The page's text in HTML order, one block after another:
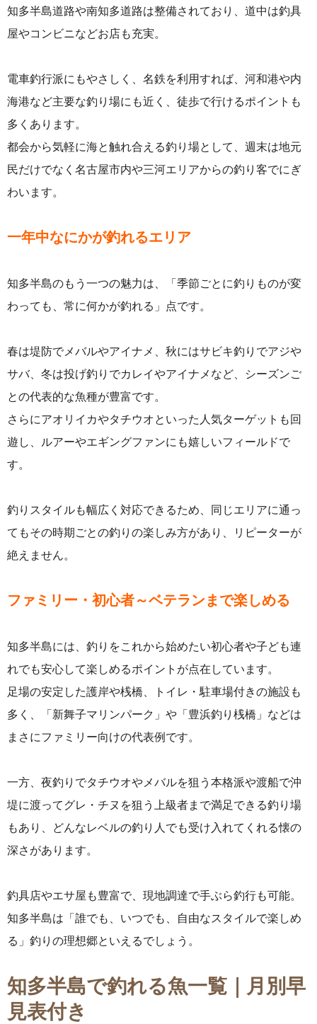
知多半島道路や南知多道路は整備されており、道中は釣具
屋やコンビニなどお店も充実。
電車釣行派にもやさしく、名鉄を利用すれば、河和港や内
海港など主要な釣り場にも近く、徒歩で行けるポイントも
多くあります。
都会から気軽に海と触れ合える釣り場として、週末は地元
民だけでなく名古屋市内や三河エリアからの釣り客でにぎ
わいます。
一年中なにかが釣れるエリア
知多半島のもう一つの魅力は、「季節ごとに釣りものが変
わっても、常に何かが釣れる」点です。
春は堤防でメバルやアイナメ、秋にはサビキ釣りでアジや
サバ、冬は投げ釣りでカレイやアイナメなど、シーズンご
との代表的な魚種が豊富です。
さらにアオリイカやタチウオといった人気ターゲットも回
遊し、ルアーやエギングファンにも嬉しいフィールドで
す。
釣りスタイルも幅広く対応できるため、同じエリアに通っ
てもその時期ごとの釣りの楽しみ方があり、リピーターが
絶えません。
ファミリー・初心者～ベテランまで楽しめる
知多半島には、釣りをこれから始めたい初心者や子ども連
れでも安心して楽しめるポイントが点在しています。
足場の安定した護岸や桟橋、トイレ・駐車場付きの施設も
多く、「新舞子マリンパーク」や「豊浜釣り桟橋」などは
まさにファミリー向けの代表例です。
一方、夜釣りでタチウオやメバルを狙う本格派や渡船で沖
堤に渡ってグレ・チヌを狙う上級者まで満足できる釣り場
もあり、どんなレベルの釣り人でも受け入れてくれる懐の
深さがあります。
釣具店やエサ屋も豊富で、現地調達で手ぶら釣行も可能。
知多半島は「誰でも、いつでも、自由なスタイルで楽しめ
る」釣りの理想郷といえるでしょう。
知多半島で釣れる魚一覧｜月別早
見表付き